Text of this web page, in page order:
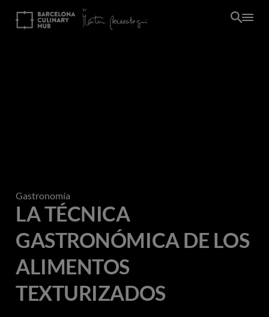
Gastronomía
LA TÉCNICA
GASTRONÓMICA DE LOS
ALIMENTOS
TEXTURIZADOS